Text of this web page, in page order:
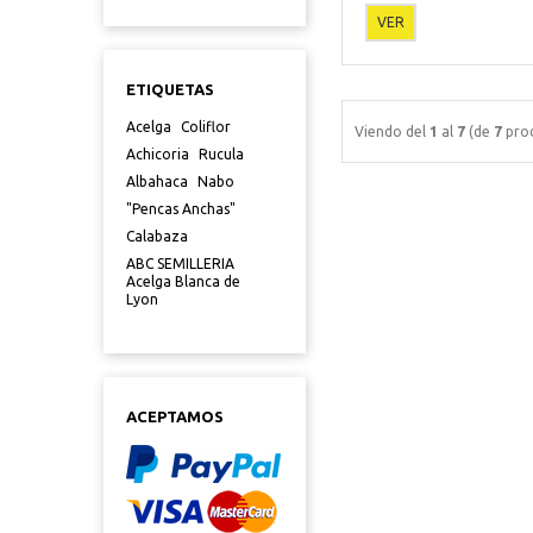
ETIQUETAS
Acelga
Coliflor
Achicoria
Rucula
Albahaca
Nabo
"Pencas Anchas"
Calabaza
ABC SEMILLERIA
Acelga Blanca de
Lyon
ACEPTAMOS
VER
Viendo del 1 al 7 (de 7